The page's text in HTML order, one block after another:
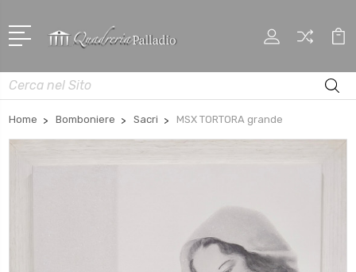
Cerca
Home Bomboniere Sacri MSX TORTORA grande